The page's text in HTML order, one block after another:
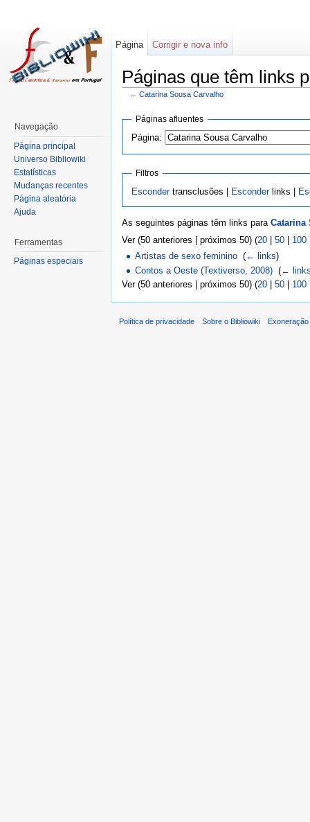
Páginas que têm links
← Catarina Sousa Carvalho
Páginas afluentes
Página:
Filtros
Escondertransclusões | Esconderlinks |
As seguintes páginas têm links para Catarina
Ver (50 anteriores | próximos 50) (20 50 100
Artistas de sexo feminino ‎(← links)
Contos a Oeste (Textiverso, 2008) ‎(←
Ver (50 anteriores | próximos 50) (20 50 100
Página Corrigir e nova info
Navegação
Página principal
Universo Bibliowiki
Estatísticas
Mudanças recentes
Página aleatória
Ajuda
Ferramentas
Páginas especiais
Política de privacidade Sobre o Bibliowiki